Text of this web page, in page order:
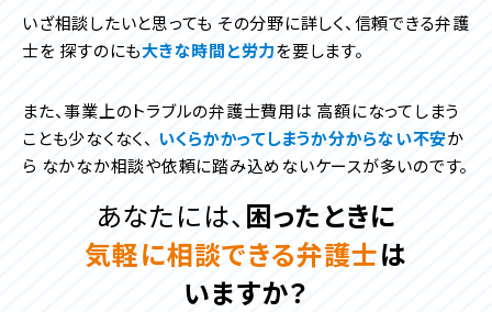
いざ相談したいと思っても その分野に詳しく、信頼できる弁護
士を 探すのにも大きな時間と労力を要します。
また、事業上のトラブルの弁護士費用は 高額になってしまう
ことも少なくなく、 いくらかかってしまうか分からない不安か
ら なかなか相談や依頼に踏み込めないケースが多いのです。
あなたには、 困ったときに
気軽に相談できる弁護士は
いますか？